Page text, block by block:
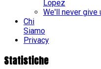
Lopez
We'll never give
Chi
Siamo
Privacy
Statistiche